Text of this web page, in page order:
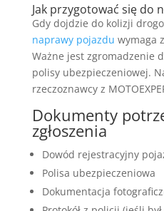
Jak przygotować się do
Gdy dojdzie do kolizji
naprawy pojazdu wymaga
Ważne jest zgromadzenie
polisy ubezpieczeniowej.
rzeczoznawcy z
Dokumenty
zgłoszenia
Dowód rejestracyjny
Polisa ubezpieczeniowa
Dokumentacja